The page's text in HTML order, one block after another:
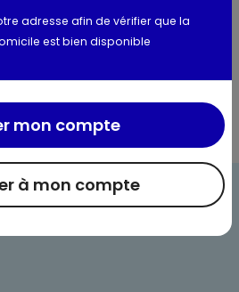
adresse afin de vérifier que la
est bien disponible
à mon compte
mon compte